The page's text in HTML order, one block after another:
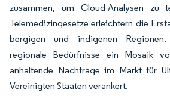
zusammen, um Cloud-Analysen zu
Telemedizingesetze erleichtern die
bergigen und indigenen
regionale Bedürfnisse ein Mosaik
anhaltende Nachfrage im Markt für
Vereinigten Staaten verankert.